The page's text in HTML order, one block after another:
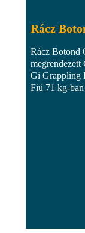
Rácz
Rácz Botond
Gi Grappling
Fiú 71 kg-